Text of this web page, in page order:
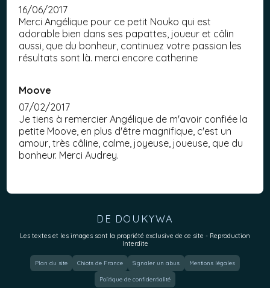
16/06/2017
Merci Angélique pour ce petit Nouko qui est
adorable bien dans ses papattes, joueur et câlin
aussi, que du bonheur, continuez votre passion les
résultats sont là. merci encore catherine
Moove
07/02/2017
Je tiens à remercier Angélique de m'avoir confiée la
petite Moove, en plus d'être magnifique, c'est un
amour, très câline, calme, joyeuse, joueuse, que du
bonheur. Merci Audrey.
DE DOUKYWA
Les textes et les images sont la propriété exclusive de ce site - Reproduction
Interdite
Plan du site Chiots de France Signaler un abus Mentions légales
Politique de confidentialité